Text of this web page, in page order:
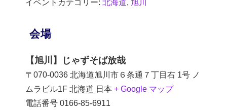
イベントカテゴリー: 北海道 旭川
会場
【旭川】じゃずそば放哉
〒070-0036 北海道旭川市６条通７丁目右 1号 ノ
ムラビル1F 北海道 日本 + Google マップ
電話番号 0166-85-6911